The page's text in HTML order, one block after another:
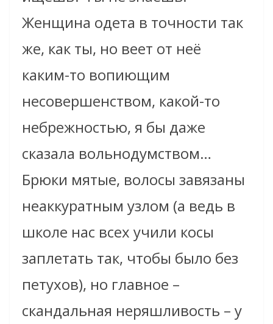
Женщина одета в точности так
же, как ты, но веет от неё
каким-то вопиющим
несовершенством, какой-то
небрежностью, я бы даже
сказала вольнодумством…
Брюки мятые, волосы завязаны
неаккуратным узлом (а ведь в
школе нас всех учили косы
заплетать так, чтобы было без
петухов), но главное –
скандальная неряшливость – у